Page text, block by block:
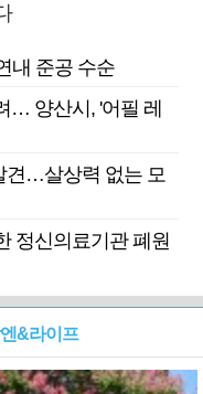
내 준공 수순
… 양산시, '어필 레
견…살상력 없는 모
정신의료기관 폐원
&라이프